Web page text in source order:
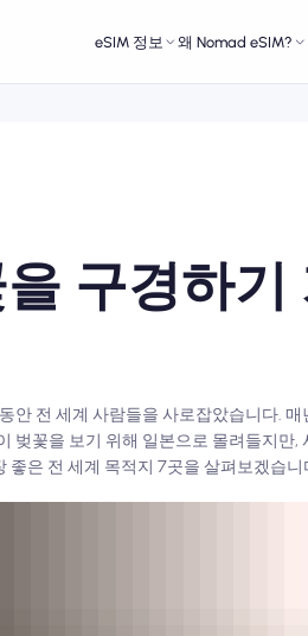
eSIM 정보 왜 Nomad eSIM?
구경하기
안 전 세계 사람들을 사로잡았습니다.
벚꽃을 보기 위해 일본으로 몰려들지만
좋은 전 세계 목적지 7곳을 살펴보겠습니